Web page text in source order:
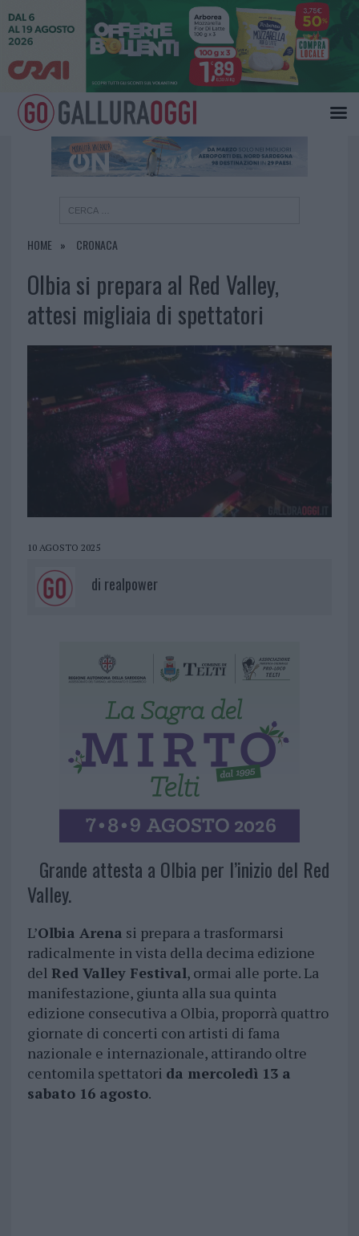
HOME CRONACA
Olbia si prepara al Red Valley,
attesi migliaia di spettatori
10 AGOSTO 2025
di realpower
Grande attesta a Olbia per l’inizio del Red
Valley.
L’Olbia Arena si prepara a trasformarsi
radicalmente in vista della decima edizione
del Red Valley Festival, ormai alle porte. La
manifestazione, giunta alla sua quinta
edizione consecutiva a Olbia, proporrà quattro
giornate di concerti con artisti di fama
nazionale e internazionale, attirando oltre
centomila spettatori da mercoledì 13 a
sabato 16 agosto.
×